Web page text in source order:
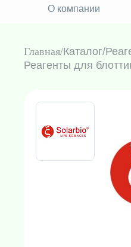
О компании
Главная Каталог/
Реагенты для